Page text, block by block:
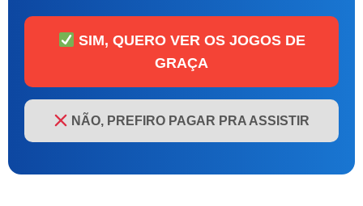
SIM, QUERO VER OS JOGOS DE
GRAÇA
NÃO, PREFIRO PAGAR PRA ASSISTIR